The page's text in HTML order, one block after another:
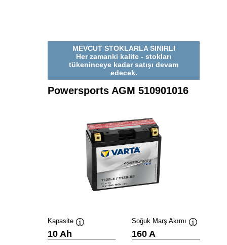
MEVCUT STOKLARLA SINIRLI
Her zamanki kalite - stokları
tükeninceye kadar satışı devam
edecek.
Powersports AGM 510901016
Kapasite
10 Ah
Soğuk Marş Akımı
160 A